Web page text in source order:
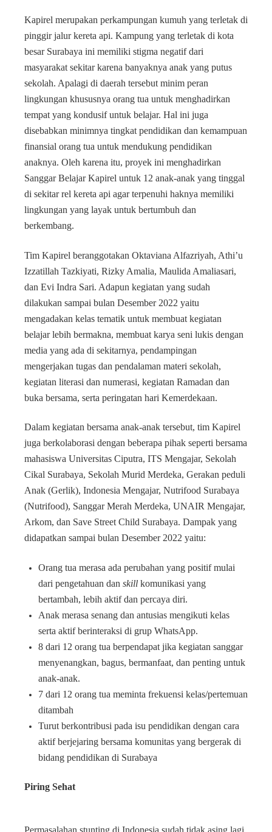
Kapirel merupakan perkampungan kumuh yang terletak di
pinggir jalur kereta api. Kampung yang terletak di kota
besar Surabaya ini memiliki stigma negatif dari
masyarakat sekitar karena banyaknya anak yang putus
sekolah. Apalagi di daerah tersebut minim peran
lingkungan khususnya orang tua untuk menghadirkan
tempat yang kondusif untuk belajar. Hal ini juga
disebabkan minimnya tingkat pendidikan dan kemampuan
finansial orang tua untuk mendukung pendidikan
anaknya. Oleh karena itu, proyek ini menghadirkan
Sanggar Belajar Kapirel untuk 12 anak-anak yang tinggal
di sekitar rel kereta api agar terpenuhi haknya memiliki
lingkungan yang layak untuk bertumbuh dan
berkembang.
Tim Kapirel beranggotakan Oktaviana Alfazriyah, Athi’u
Izzatillah Tazkiyati, Rizky Amalia, Maulida Amaliasari,
dan Evi Indra Sari. Adapun kegiatan yang sudah
dilakukan sampai bulan Desember 2022 yaitu
mengadakan kelas tematik untuk membuat kegiatan
belajar lebih bermakna, membuat karya seni lukis dengan
media yang ada di sekitarnya, pendampingan
mengerjakan tugas dan pendalaman materi sekolah,
kegiatan literasi dan numerasi, kegiatan Ramadan dan
buka bersama, serta peringatan hari Kemerdekaan.
Dalam kegiatan bersama anak-anak tersebut, tim Kapirel
juga berkolaborasi dengan beberapa pihak seperti bersama
mahasiswa Universitas Ciputra, ITS Mengajar, Sekolah
Cikal Surabaya, Sekolah Murid Merdeka, Gerakan peduli
Anak (Gerlik), Indonesia Mengajar, Nutrifood Surabaya
(Nutrifood), Sanggar Merah Merdeka, UNAIR Mengajar,
Arkom, dan Save Street Child Surabaya. Dampak yang
didapatkan sampai bulan Desember 2022 yaitu:
Orang tua merasa ada perubahan yang positif mulai
dari pengetahuan dan skillkomunikasi yang
bertambah, lebih aktif dan percaya diri.
Anak merasa senang dan antusias mengikuti kelas
serta aktif berinteraksi di grup WhatsApp.
8 dari 12 orang tua berpendapat jika kegiatan sanggar
menyenangkan, bagus, bermanfaat, dan penting untuk
anak-anak.
7 dari 12 orang tua meminta frekuensi kelas/pertemuan
ditambah
Turut berkontribusi pada isu pendidikan dengan cara
aktif berjejaring bersama komunitas yang bergerak di
bidang pendidikan di Surabaya
Piring Sehat
Permasalahan stunting di Indonesia sudah tidak asing lagi